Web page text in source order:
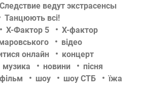
Следствие ведут экстрасенсы
Танцюють всі!
Х-Фактор 5
Х-фактор
відео
онлайн
концерт
музика новини
пісня
фільм шоу шоу СТБ їжа